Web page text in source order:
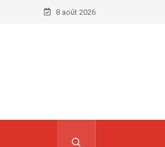
8 août 2026